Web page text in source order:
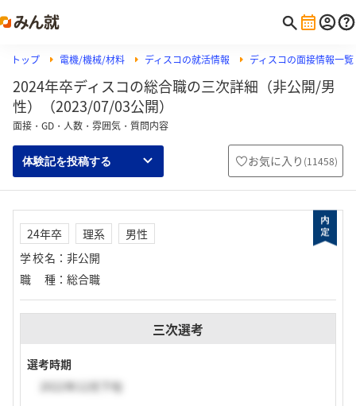
トップ 電機/機械/材料 ディスコの就活情報 ディスコの面接情報一覧
2024年卒ディスコの総合職の三次詳細（非公開/男
性）（2023/07/03公開）
面接・GD・人数・雰囲気・質問内容
体験記を投稿する お気に入り (11458)
24年卒 理系
男性
学校名 ： 非公開
職種 ： 総合職
三次選考
選考時期
2022年12月下旬